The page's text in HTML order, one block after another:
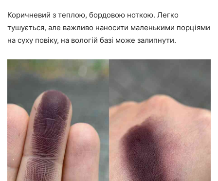
Коричневий з теплою, бордовою ноткою. Легко
тушується, але важливо наносити маленькими порціями
на суху повіку, на вологій базі може залипнути.